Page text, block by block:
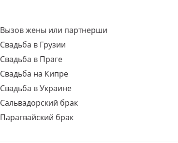
Вызов жены или партнерши
Свадьба в Грузии
Свадьба в Праге
Свадьба на Кипре
Свадьба в Украине
Сальвадорский брак
Парагвайский брак